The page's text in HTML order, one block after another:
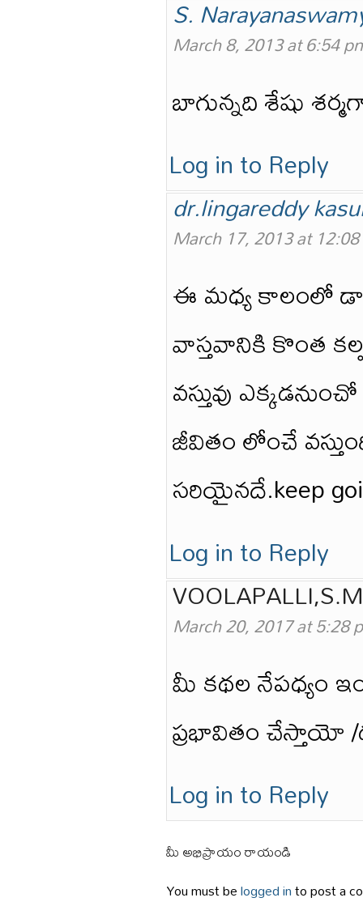
S.
March 8, 2013 at 6:54
బాగున్నది శేషు
Log in to Reply
dr.lingareddy
March 17, 2013 at
ఈ మధ్య కాలంలో
వాస్తవానికి కొంత
వస్తువు
జీవితం లోంచే
సరియైనదే.keep
Log in to Reply
March 20, 2017 at 5:28
మీ కథల నేపధ్యం
ప్రభావితం చేస్తాయో
Log in to Reply
మీ అభిప్రాయం రాయండి
You must belogged into post a